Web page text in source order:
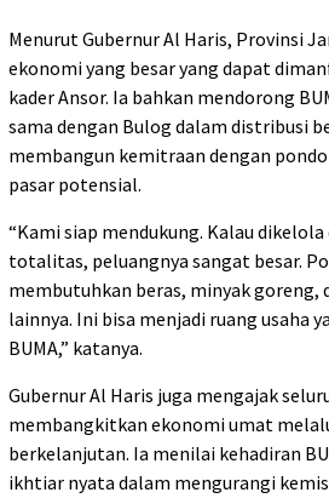
Menurut Gubernur Al Haris, Provinsi
ekonomi yang besar yang dapat
kader Ansor. Ia bahkan mendorong
sama dengan Bulog dalam distribusi
membangun kemitraan dengan
pasar potensial.
“Kami siap mendukung. Kalau dikelola
totalitas, peluangnya sangat besar.
membutuhkan beras, minyak goreng,
lainnya. Ini bisa menjadi ruang usaha
BUMA,” katanya.
Gubernur Al Haris juga mengajak
membangkitkan ekonomi umat
berkelanjutan. Ia menilai kehadiran
ikhtiar nyata dalam mengurangi